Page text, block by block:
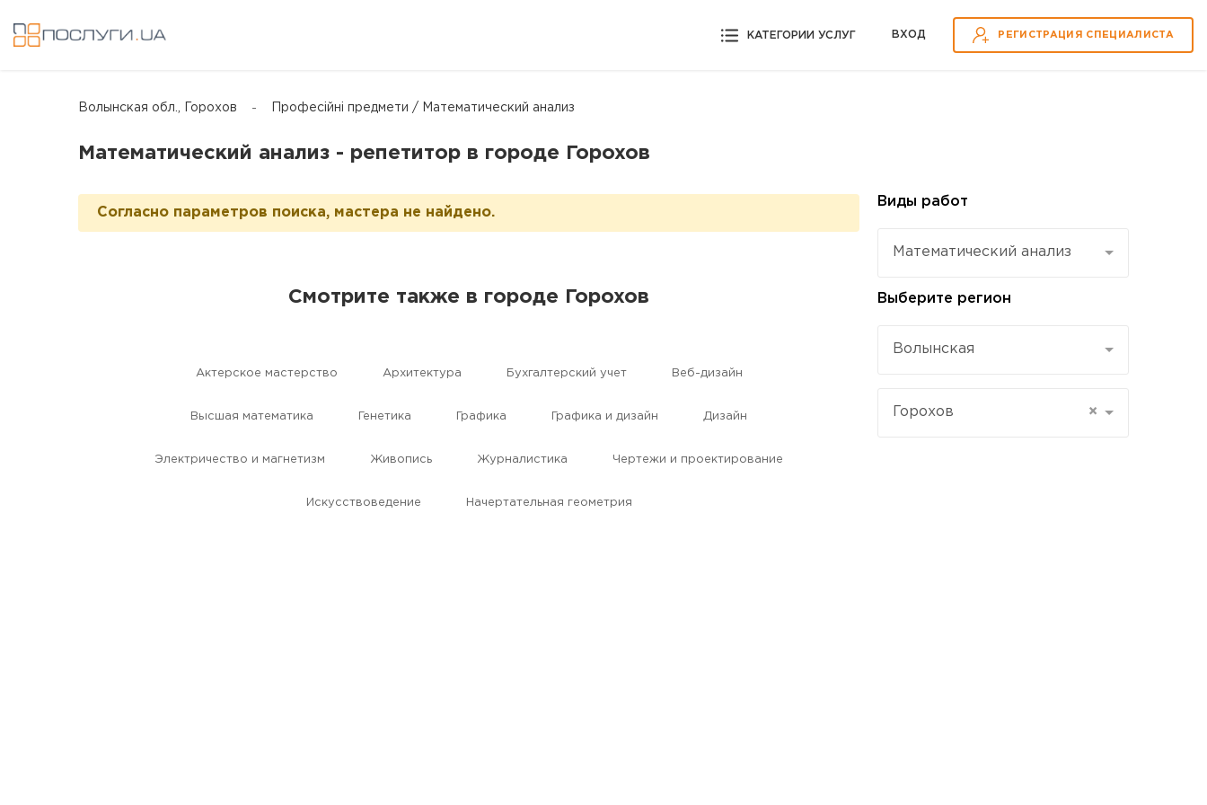
КАТЕГОРИИ УСЛУГ ВХOД РЕГИСТРАЦИЯ СПЕЦИАЛИСТА
Волынская обл., Горохов Професійні предмети / Математический анализ
Математический анализ - репетитор в городе Горохов
Согласно параметров поиска, мастера не найдено.
Смотрите также в городе Горохов
Актерское мастерство Aрхитектура Бухгалтерский учет Веб-дизайн
Высшая математика Генетика Графика Графика и дизайн Дизайн
Электричество и магнетизм Живопись Журналистика Чертежи и проектирование
Искусствоведение Начертательная геометрия
Виды работ
Математический анализ
Выберите регион
Волынская
×
Горохов